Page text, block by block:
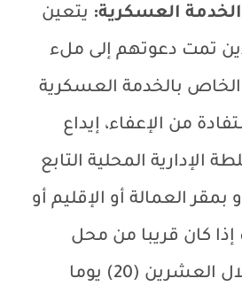
العسكرية: يتعين
تمت دعوتهم إلى ملء
بالخدمة العسكرية
من الإعفاء، إيداع
الإدارية المحلية التابع
بمقر العمالة أو الإقليم أو
كان قريبا من محل
سكناهم، وذلك خلال العشرين (20) يوما